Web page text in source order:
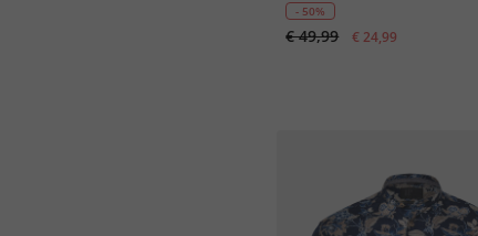
over print, Cuba-Fit, tot
- 50%
€ 49,99 € 24,99